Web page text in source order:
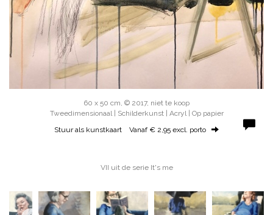
60 x 50 cm, © 2017, niet te koop
Tweedimensionaal | Schilderkunst | Acryl | Op papier
Stuur als kunstkaart Vanaf € 2,95 excl. porto
VII uit de serie It's me